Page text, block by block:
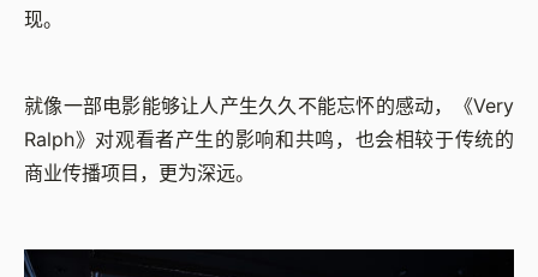
现。
就像一部电影能够让人产生久久不能忘怀的感动，《Very
Ralph》对观看者产生的影响和共鸣，也会相较于传统的
商业传播项目，更为深远。